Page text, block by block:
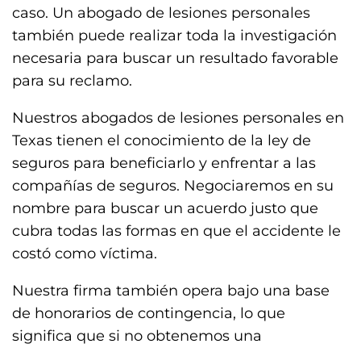
caso. Un abogado de lesiones personales
también puede realizar toda la investigación
necesaria para buscar un resultado favorable
para su reclamo.
Nuestros abogados de lesiones personales en
Texas tienen el conocimiento de la ley de
seguros para beneficiarlo y enfrentar a las
compañías de seguros. Negociaremos en su
nombre para buscar un acuerdo justo que
cubra todas las formas en que el accidente le
costó como víctima.
Nuestra firma también opera bajo una base
de honorarios de contingencia, lo que
significa que si no obtenemos una